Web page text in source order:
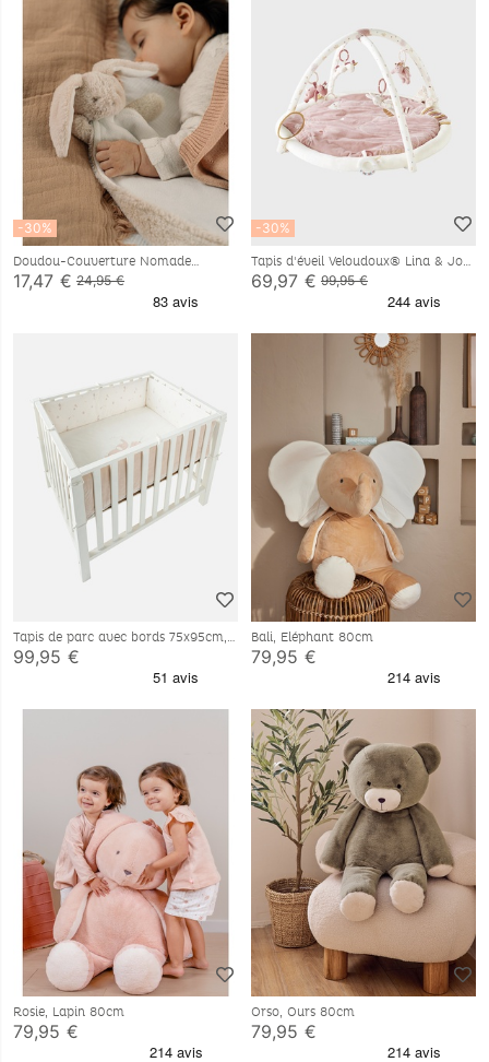
-30%
Doudou-Couverture Nomade
50x50cm - Moka
17,47 € 24,95 €
-30%
Tapis d'éveil Veloudoux® Lina & Joy
69,97 € 99,95 €
Tapis de parc avec bords 75x95cm,
Veloudoux® - Bali & Moka
99,95 €
Bali, Eléphant 80cm
79,95 €
Rosie, Lapin 80cm
79,95 €
Orso, Ours 80cm
79,95 €